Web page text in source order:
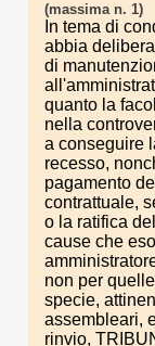
(massima n. 1)
In tema di
abbia
di
quanto la
nella
a conseguire
recesso,
pagamento
contrattuale,
o la ratifica
cause che
non per
specie,
assembleari,
rinvio,